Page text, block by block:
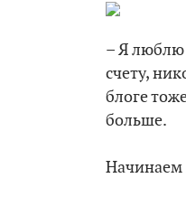
– Я люблю
счету,
блоге
больше.
Начинаем